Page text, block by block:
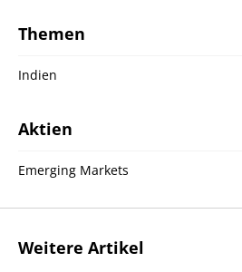
Themen
Indien
Aktien
Emerging Markets
Weitere Artikel